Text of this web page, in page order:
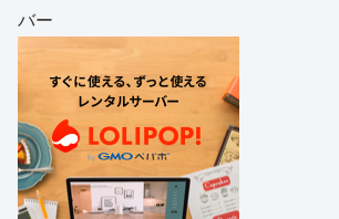
バー